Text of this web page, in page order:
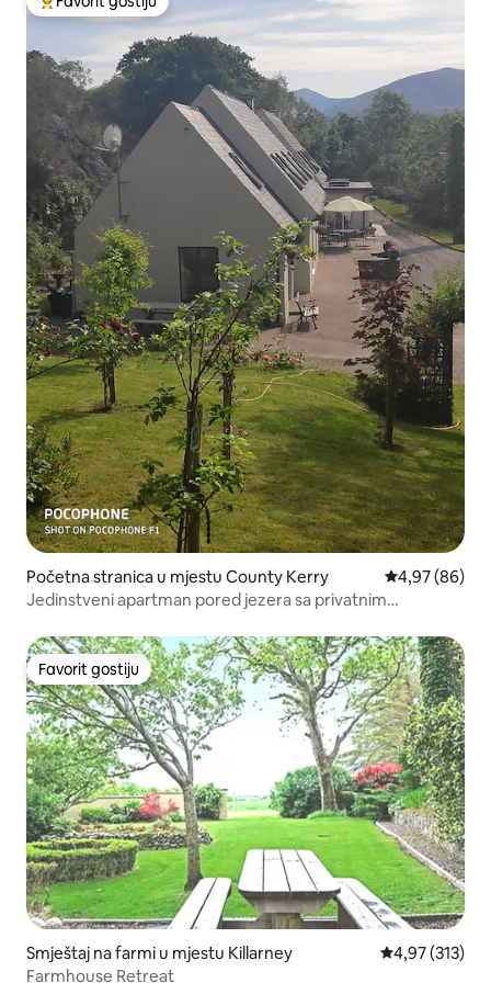
Glavni favorit gostiju
Početna stranica u mjestu County Kerry prosječna
4,97 (86)
Jedinstveni apartman pored jezera sa privatnim
Favorit gostiju
Favorit gostiju
Smještaj na farmi u mjestu Killarney prosječna
4,97 (313)
Farmhouse Retreat